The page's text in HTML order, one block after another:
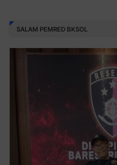
SALAM PEMRED BKSOL